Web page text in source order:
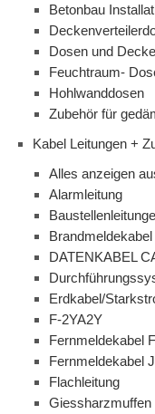
Betonbau
Dosen und
Feuchtraum-
Hohlwanddosen
Zubehör für
Kabel Leitungen +
Alles anzeigen
Alarmleitung
Brandmeldekabel
DATENKABEL
Erdkabel/
F-2YA2Y
Fernmeldekabel
Fernmeldekabel
Flachleitung
Giessharzmuffen